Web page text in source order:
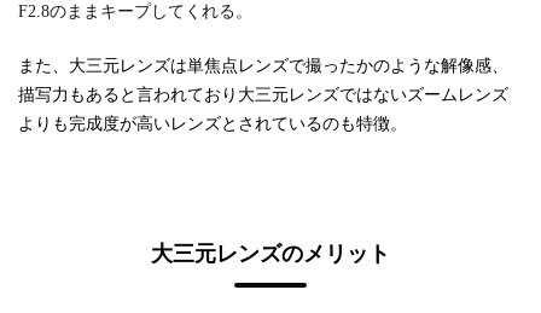
F2.8のままキープしてくれる。
また、大三元レンズは単焦点レンズで撮ったかのような解像感、
描写力もあると言われており大三元レンズではないズームレンズ
よりも完成度が高いレンズとされているのも特徴。
大三元レンズのメリット